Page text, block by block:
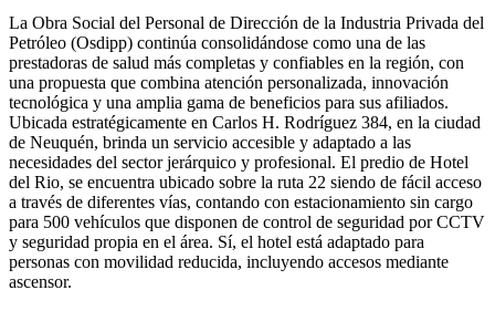
La Obra Social del Personal de Dirección de la Industria Privada del
Petróleo (Osdipp) continúa consolidándose como una de las
prestadoras de salud más completas y confiables en la región, con
una propuesta que combina atención personalizada, innovación
tecnológica y una amplia gama de beneficios para sus afiliados.
Ubicada estratégicamente en Carlos H. Rodríguez 384, en la ciudad
de Neuquén, brinda un servicio accesible y adaptado a las
necesidades del sector jerárquico y profesional. El predio de Hotel
del Rio, se encuentra ubicado sobre la ruta 22 siendo de fácil acceso
a través de diferentes vías, contando con estacionamiento sin cargo
para 500 vehículos que disponen de control de seguridad por CCTV
y seguridad propia en el área. Sí, el hotel está adaptado para
personas con movilidad reducida, incluyendo accesos mediante
ascensor.